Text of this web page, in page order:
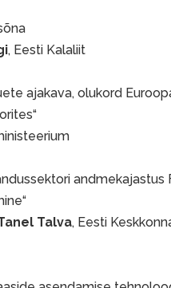
, Eesti Kalaliit
ajakava, olukord
andmekajastus
Talva, Eesti